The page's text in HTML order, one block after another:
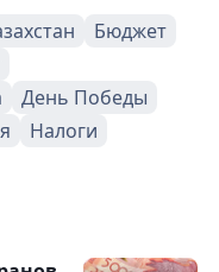
Бюджет
День Победы
Налоги